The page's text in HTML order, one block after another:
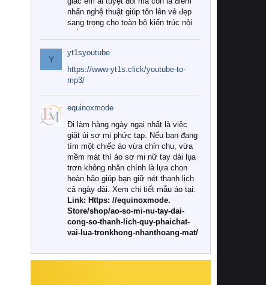
nhấn nghệ thuật giúp tôn lên vẻ đẹp
sang trọng cho toàn bộ kiến trúc nội
Tuy nhiên, giữa thị trường đa dạng
với vô vàn thương hiệu và mẫu mã
như hiện nay, làm thế nào để chọn
được những bộ chăn ga gối đệm cao
cấp thực sự chất lượng, phù hợp với
khí hậu và nhu cầu sử dụng của gia
đình? Hãy cùng chúng tôi đi tìm lời
giải đáp chi tiết qua bài viết dưới đây.
1. Tại sao các gia đình hiện đại lại ưa
chuộng chăn ga gối đệm cao cấp?
Khác với các dòng sản phẩm thông
thường, những bộ chăn ga gối đệm
cao cấp trải qua quy trình sản xuất
nghiêm ngặt từ khâu chọn lọc nguyên
liệu tự nhiên đến công nghệ dệt
nhuộm hiện đại không chứa hóa chất
này, bạn sẽ cảm nhận rõ rệt sự khác
Y
yt1syoutube
https://www-yt1s.click/youtube-to-
mp3/
equinoxmode
Đi làm hàng ngày ngại nhất là việc
giặt ủi sơ mi phức tạp. Nếu bạn đang
tìm một chiếc áo vừa chỉn chu, vừa
mềm mát thì áo sơ mi nữ tay dài lụa
trơn không nhăn chính là lựa chọn
hoàn hảo giúp bạn giữ nét thanh lịch
cả ngày dài. Xem chi tiết mẫu áo tại:
Link: Https: //equinoxmode.
Store/shop/ao-so-mi-nu-tay-dai-
cong-so-thanh-lich-quy-phaichat-
vai-lua-tronkhong-nhanthoang-mat/